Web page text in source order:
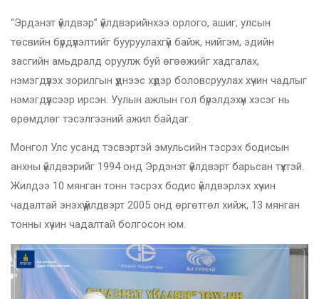
“Эрдэнэт үйлдвэр” үйлдвэрийнхээ орлого, ашиг, улсын
төсвийн бүрдүүлэлтийг бууруулахгүй байж, нийгэм, эдийн
засгийн амьдралд оруулж буй өгөөжийг хадгалах,
нэмэгдүүлэх зорилгын үүднээс хүдэр боловсруулах хүчин чадлыг
нэмэгдүүлсээр ирсэн. Уулын ажлын гол бүрэлдэхүүн хэсэг нь
өрөмдлөг тэсэлгээний ажил байдаг.
Монгол Улс усанд тэсвэртэй эмульсийн тэсрэх бодисын
анхны үйлдвэрийг 1994 онд Эрдэнэт үйлдвэрт барьсан түүхтэй.
Жилдээ 10 мянган тонн тэсрэх бодис үйлдвэрлэх хүчин
чадалтай энэхүү үйлдвэрт 2005 онд өргөтгөл хийж, 13 мянган
тонны хүчин чадалтай болгосон юм.